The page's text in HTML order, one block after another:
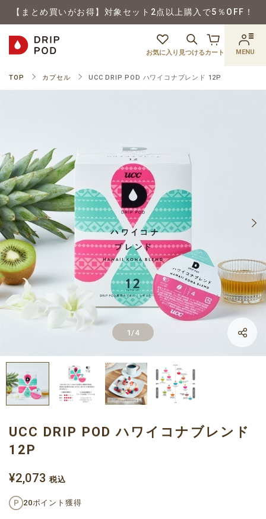
【まとめ買いがお得】対象セット2点以上購入で5％OFF！
お気に入り 見つけるカート MENU
TOP カプセル UCC DRIP POD ハワイコナブレンド 12P
1 /4
LINE
X
UCC DRIP POD ハワイコナブレンド
12P
¥2,073 税込
20ポイント獲得